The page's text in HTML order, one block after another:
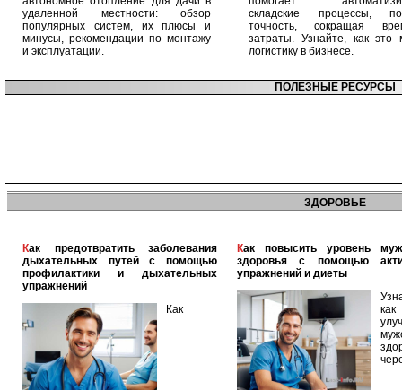
удаленной местности: обзор
популярных систем, их плюсы и
минусы, рекомендации по монтажу
и эксплуатации.
складские процессы,
точность, сокращая
затраты. Узнайте, как это
логистику в бизнесе.
ПОЛЕЗНЫЕ РЕСУРСЫ
ЗДОРОВЬЕ
Как предотвратить заболевания
дыхательных путей с помощью
профилактики и дыхательных
упражнений
Как
Как повысить уровень мужского
здоровья с помощью
упражнений и диеты
как